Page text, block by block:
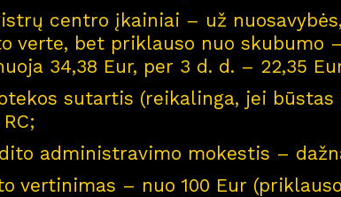
centro įkainiai – už
verte, bet priklauso nuo skubumo
34,38 Eur, per 3 d. d. – 22,35
sutartis (reikalinga, jei
administravimo mokestis –
vertinimas – nuo 100 Eur